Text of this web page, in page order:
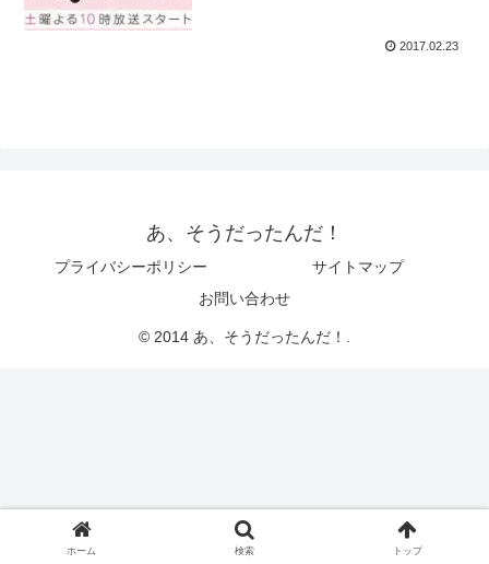
2017.02.23
あ、そうだったんだ！
プライバシーポリシー
サイトマップ
お問い合わせ
© 2014 あ、そうだったんだ！.
ホーム 検索 トップ